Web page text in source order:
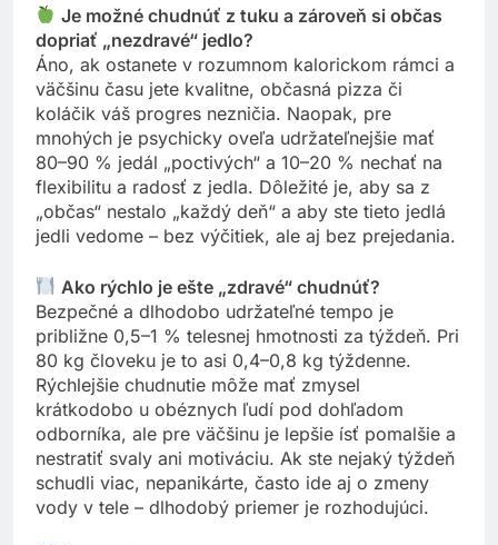
Je možné chudnúť z tuku a zároveň si občas
dopriať „nezdravé“ jedlo?
Áno, ak ostanete v rozumnom kalorickom rámci a
väčšinu času jete kvalitne, občasná pizza či
koláčik váš progres nezničia. Naopak, pre
mnohých je psychicky oveľa udržateľnejšie mať
80–90 % jedál „poctivých“ a 10–20 % nechať na
flexibilitu a radosť z jedla. Dôležité je, aby sa z
„občas“ nestalo „každý deň“ a aby ste tieto jedlá
jedli vedome – bez výčitiek, ale aj bez prejedania.
Ako rýchlo je ešte „zdravé“ chudnúť?
Bezpečné a dlhodobo udržateľné tempo je
približne 0,5–1 % telesnej hmotnosti za týždeň. Pri
80 kg človeku je to asi 0,4–0,8 kg týždenne.
Rýchlejšie chudnutie môže mať zmysel
krátkodobo u obéznych ľudí pod dohľadom
odborníka, ale pre väčšinu je lepšie ísť pomalšie a
nestratiť svaly ani motiváciu. Ak ste nejaký týždeň
schudli viac, nepanikárte, často ide aj o zmeny
vody v tele – dlhodobý priemer je rozhodujúci.